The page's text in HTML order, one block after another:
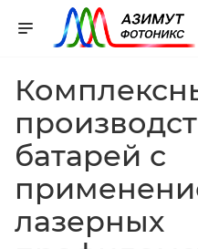
батарей с
лазерных